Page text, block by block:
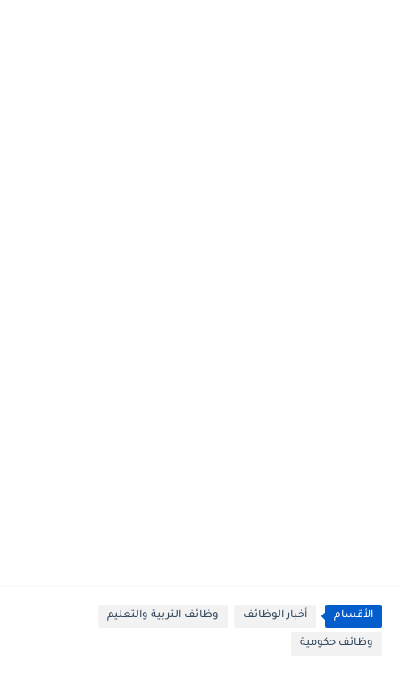
الأقسام أخبار الوظائف وظائف التربية والتعليم
وظائف حكومية